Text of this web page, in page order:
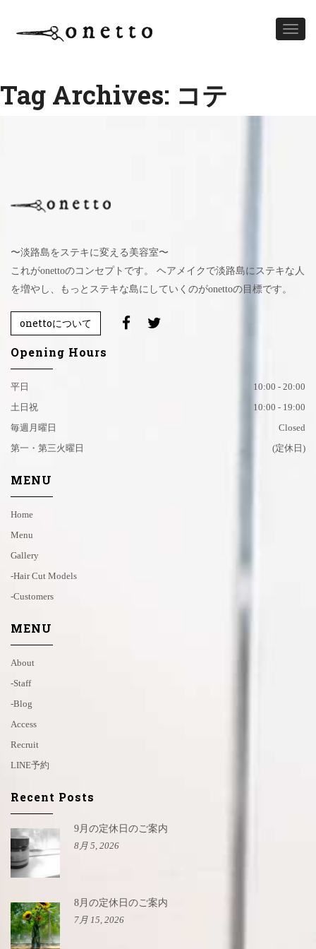
Tag Archives: コテ
〜淡路島をステキに変える美容室〜
これがonettoのコンセプトです。 ヘアメイクで淡路島にステキな人
を増やし、もっとステキな島にしていくのがonettoの目標です。
onettoについて
Opening Hours
平日
10:00 - 20:00
土日祝
10:00 - 19:00
毎週月曜日
Closed
第一・第三火曜日
(定休日)
MENU
Home
Menu
Gallery
-hair Cut Models
-customers
MENU
About
-staff
-blog
Access
Recruit
LINE予約
Recent Posts
9月の定休日のご案内
8月 5, 2026
8月の定休日のご案内
7月 15, 2026